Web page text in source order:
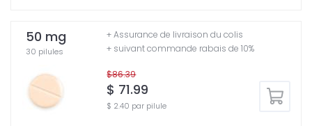
50 mg
30 pilules
$86.39
$ 71.99
$ 2.40 par pilule
+ Assurance de livraison du colis
+ suivant commande rabais de 10%